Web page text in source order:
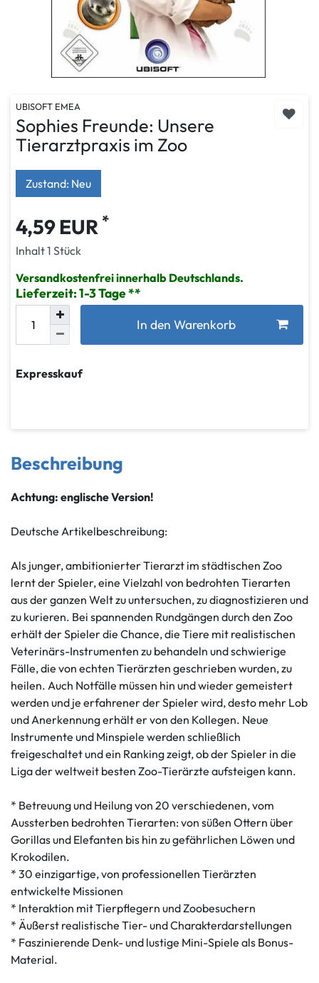
UBISOFT EMEA
Sophies Freunde: Unsere
Tierarztpraxis im Zoo
Zustand: Neu
4,59 EUR *
Inhalt1 Stück
Versandkostenfrei innerhalb Deutschlands.
Lieferzeit: 1-3 Tage
In den Warenkorb
Expresskauf
Beschreibung
Achtung: englische Version!
Deutsche Artikelbeschreibung:
Als junger, ambitionierter Tierarzt im städtischen Zoo
lernt der Spieler, eine Vielzahl von bedrohten Tierarten
aus der ganzen Welt zu untersuchen, zu diagnostizieren und
zu kurieren. Bei spannenden Rundgängen durch den Zoo
erhält der Spieler die Chance, die Tiere mit realistischen
Veterinärs-Instrumenten zu behandeln und schwierige
Fälle, die von echten Tierärzten geschrieben wurden, zu
heilen. Auch Notfälle müssen hin und wieder gemeistert
werden und je erfahrener der Spieler wird, desto mehr Lob
und Anerkennung erhält er von den Kollegen. Neue
Instrumente und Minspiele werden schließlich
freigeschaltet und ein Ranking zeigt, ob der Spieler in die
Liga der weltweit besten Zoo-Tierärzte aufsteigen kann.
* Betreuung und Heilung von 20 verschiedenen, vom
Aussterben bedrohten Tierarten: von süßen Ottern über
Gorillas und Elefanten bis hin zu gefährlichen Löwen und
Krokodilen.
* 30 einzigartige, von professionellen Tierärzten
entwickelte Missionen
* Interaktion mit Tierpflegern und Zoobesuchern
* Äußerst realistische Tier- und Charakterdarstellungen
* Faszinierende Denk- und lustige Mini-Spiele als Bonus-
Material.